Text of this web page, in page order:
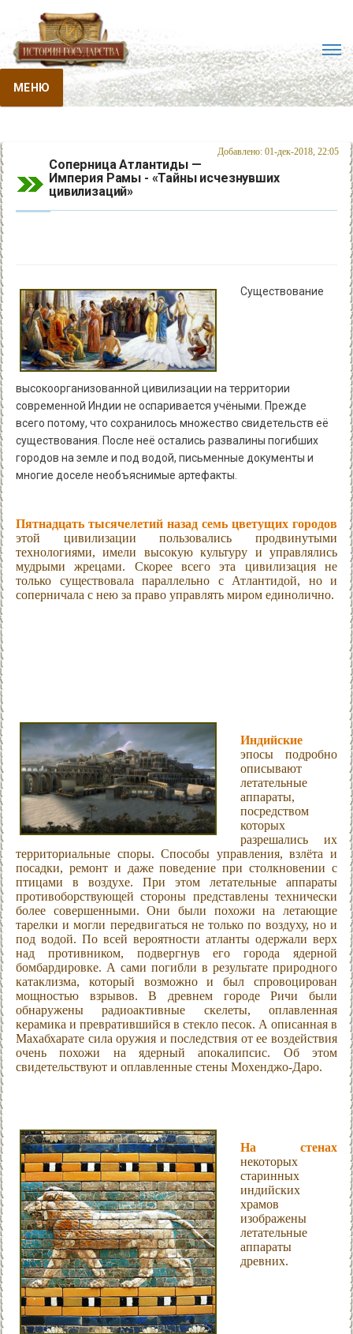
МЕНЮ
Добавлено: 01-дек-2018, 22:05
Соперница Атлантиды —
Империя Рамы - «Тайны исчезнувших
цивилизаций»
Существование
высокоорганизованной цивилизации на территории
современной Индии не оспаривается учёными. Прежде
всего потому, что сохранилось множество свидетельств её
существования. После неё остались развалины погибших
городов на земле и под водой, письменные документы и
многие доселе необъяснимые артефакты.
Пятнадцать тысячелетий назад семь цветущих городов
этой цивилизации пользовались продвинутыми
технологиями, имели высокую культуру и управлялись
мудрыми жрецами. Скорее всего эта цивилизация не
только существовала параллельно с Атлантидой, но и
соперничала с нею за право управлять миром единолично.
Индийские
эпосы подробно
описывают
летательные
аппараты,
посредством
которых
разрешались их
территориальные споры. Способы управления, взлёта и
посадки, ремонт и даже поведение при столкновении с
птицами в воздухе. При этом летательные аппараты
противоборствующей стороны представлены технически
более совершенными. Они были похожи на летающие
тарелки и могли передвигаться не только по воздуху, но и
под водой. По всей вероятности атланты одержали верх
над противником, подвергнув его города ядерной
бомбардировке. А сами погибли в результате природного
катаклизма, который возможно и был спровоцирован
мощностью взрывов. В древнем городе Ричи были
обнаружены радиоактивные скелеты, оплавленная
керамика и превратившийся в стекло песок. А описанная в
Махабхарате сила оружия и последствия от ее воздействия
очень похожи на ядерный апокалипсис. Об этом
свидетельствуют и оплавленные стены Мохенджо-Даро.
На стенах
некоторых
старинных
индийских
храмов
изображены
летательные
аппараты
древних.